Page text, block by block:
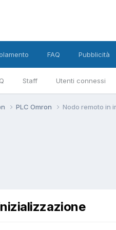
Staff Utenti connessi
FAQ Pubblicità
PLC Omron Nodo remoto in